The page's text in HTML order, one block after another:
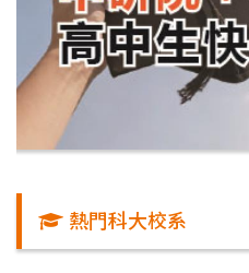
熱門科大校系